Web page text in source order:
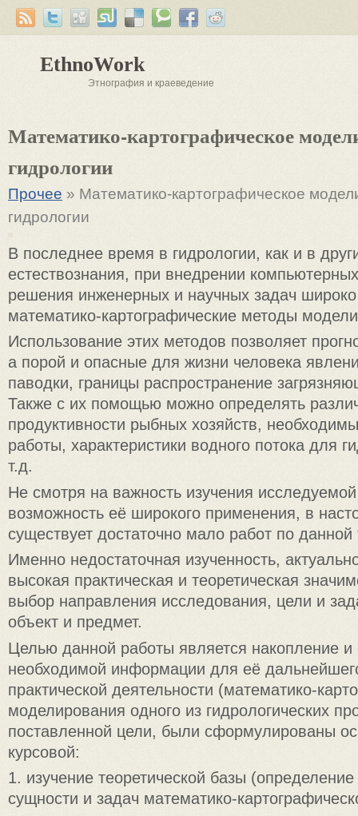
EthnoWork
Этнография и краеведение
Математико-картографическое
гидрологии
Прочее » Математико-картографическое
гидрологии
В последнее время в гидрологии, как и в
естествознания, при внедрении
решения инженерных и научных задач
математико-картографические методы
Использование этих методов позволяет
а порой и опасные для жизни человека
паводки, границы распространение
Также с их помощью можно определять
продуктивности рыбных хозяйств,
работы, характеристики водного потока для
т.д.
Не смотря на важность изучения
возможность её широкого применения, в
существует достаточно мало работ по данной
Именно недостаточная изученность,
высокая практическая и теоретическая
выбор направления исследования, цели и
объект и предмет.
Целью данной работы является накопление и
необходимой информации для её
практической деятельности (математико-
моделирования одного из гидрологических
поставленной цели, были сформулированы
курсовой:
1. изучение теоретической базы
сущности и задач математико-